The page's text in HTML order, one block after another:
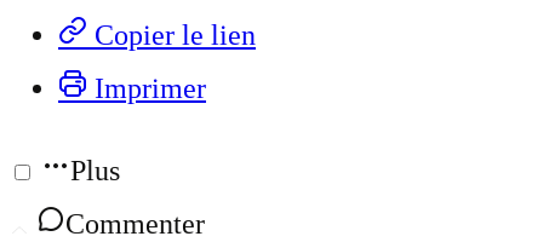
Copier le lien
Imprimer
Plus
Commenter